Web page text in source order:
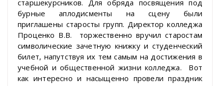
старшекурсников. Для обряда посвящения под
бурные аплодисменты на сцену были
приглашены старосты групп. Директор колледжа
Проценко В.В. торжественно вручил старостам
символические зачетную книжку и студенческий
билет, напутствуя их тем самым на достижения в
учебной и общественной жизни колледжа. Вот
как интересно и насыщенно провели праздник